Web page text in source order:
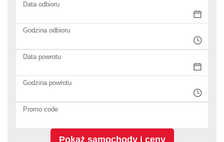
Data odbioru
Godzina odbioru
Data powrotu
Godzina powrotu
Promo code